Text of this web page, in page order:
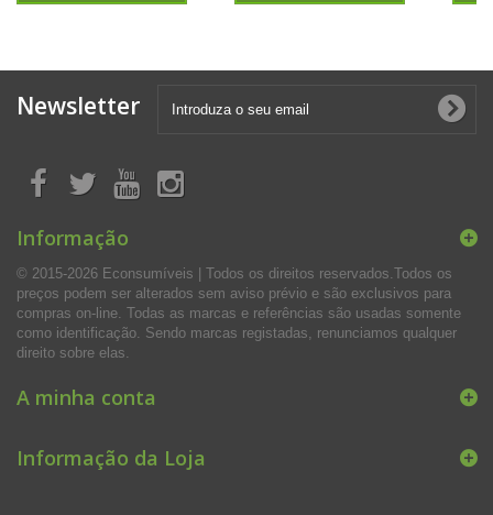
Newsletter
Informação
© 2015-2026 Econsumíveis | Todos os direitos reservados.Todos os
preços podem ser alterados sem aviso prévio e são exclusivos para
compras on-line. Todas as marcas e referências são usadas somente
como identificação. Sendo marcas registadas, renunciamos qualquer
direito sobre elas.
A minha conta
Informação da Loja